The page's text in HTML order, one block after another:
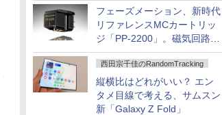
フェーズメーション、新時代
リファレンスMCカートリッ
ジ「PP-2200」。磁気回路や
ハウジングを根本から見直し
西田宗千佳のRandomTracking
縦横比はどれがいい？ エン
タメ目線で考える、サムスン
新「Galaxy Z Fold」